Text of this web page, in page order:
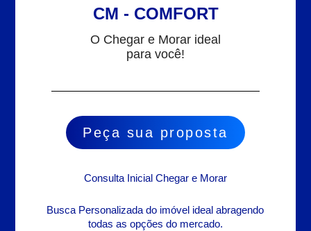
CM - COMFORT
O Chegar e Morar ideal
para você!
Peça sua proposta
Consulta Inicial Chegar e Morar
Busca Personalizada do imóvel ideal abragendo
todas as opções do mercado.